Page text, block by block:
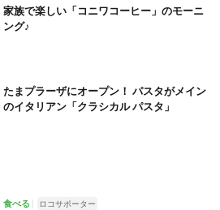
家族で楽しい「コニワコーヒー」のモーニ
ング♪
たまプラーザにオープン！ パスタがメイン
のイタリアン「クラシカル パスタ」
食べる ロコサポーター